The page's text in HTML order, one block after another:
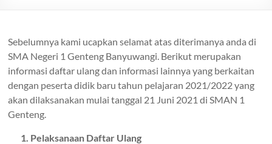
Sebelumnya kami ucapkan selamat atas diterimanya anda di
SMA Negeri 1 Genteng Banyuwangi. Berikut merupakan
informasi daftar ulang dan informasi lainnya yang berkaitan
dengan peserta didik baru tahun pelajaran 2021/2022 yang
akan dilaksanakan mulai tanggal 21 Juni 2021 di SMAN 1
Genteng.
1. Pelaksanaan Daftar Ulang